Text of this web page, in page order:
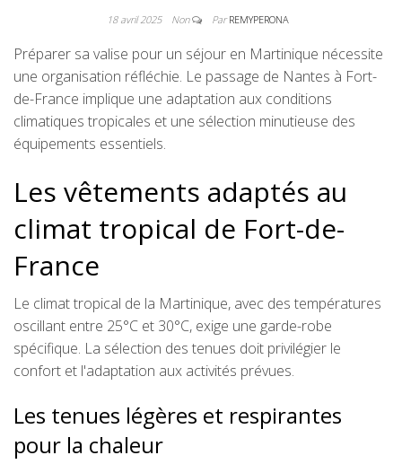
18 avril 2025 Non ParREMYPERONA
Préparer sa valise pour un séjour en Martinique nécessite
une organisation réfléchie. Le passage de Nantes à Fort-
de-France implique une adaptation aux conditions
climatiques tropicales et une sélection minutieuse des
équipements essentiels.
Les vêtements adaptés au
climat tropical de Fort-de-
France
Le climat tropical de la Martinique, avec des températures
oscillant entre 25°C et 30°C, exige une garde-robe
spécifique. La sélection des tenues doit privilégier le
confort et l'adaptation aux activités prévues.
Les tenues légères et respirantes
pour la chaleur